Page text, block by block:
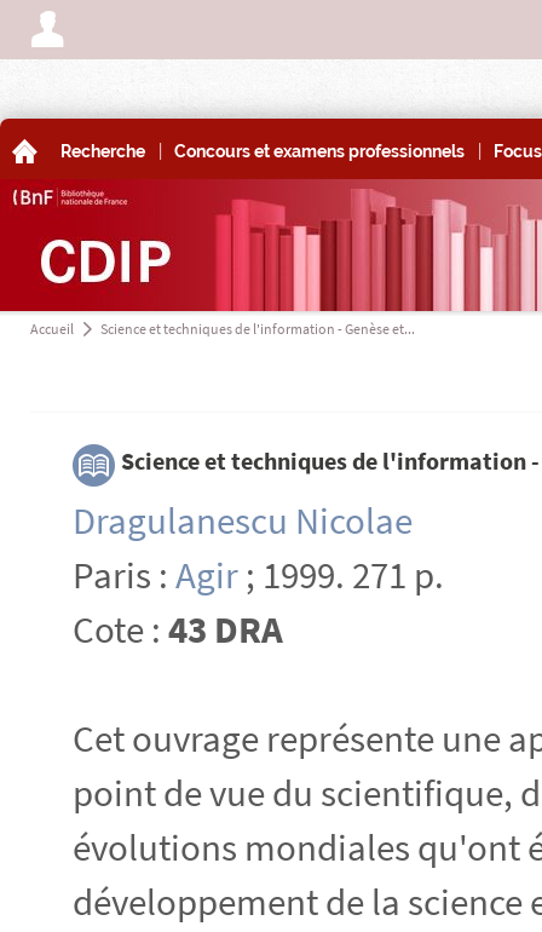
A
A Recherche | Concours et examens professionnels | Focus
Accueil a Science et techniques de l'information - Genèse et...
3 Science et techniques de l'information
Dragulanescu Nicolae
Paris : Agir ; 1999. 271 p.
Cote : 43 DRA
Cet ouvrage représente une
point de vue du scientifique,
évolutions mondiales qu'ont
développement de la